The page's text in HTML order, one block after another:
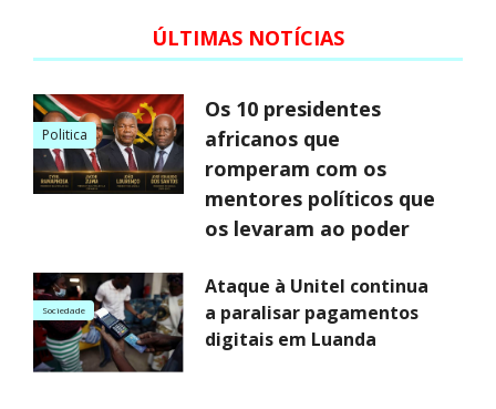
ÚLTIMAS NOTÍCIAS
Politica
Os 10 presidentes
africanos que
romperam com os
mentores políticos que
os levaram ao poder
Sociedade
Ataque à Unitel continua
a paralisar pagamentos
digitais em Luanda